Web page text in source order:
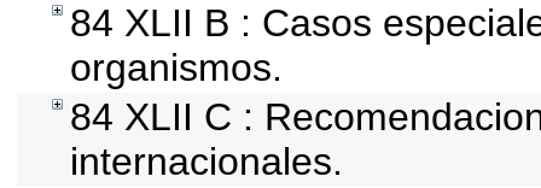
84 XLII B : Casos
organismos.
84 XLII C :
internacionales.